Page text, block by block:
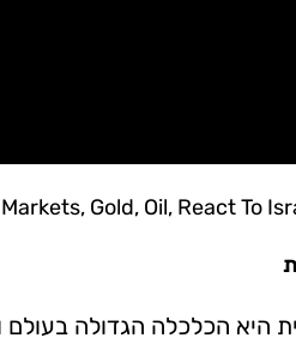
Gold, Oil, React To
היא הכלכלה הגדולה בעולם